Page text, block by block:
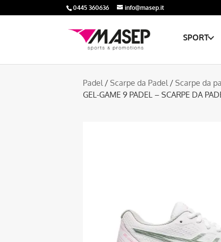
0445 360636 info@masep.it
SPORT
Padel / Scarpe da Padel / Scarpe da
GEL-GAME 9 PADEL – SCARPE DA